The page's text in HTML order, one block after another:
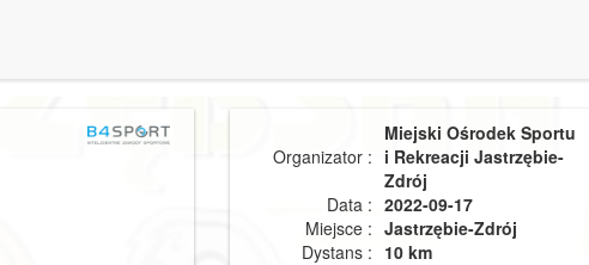
Organizator :
Miejski Ośrodek Sportu
i Rekreacji Jastrzębie-
Zdrój
Data : 2022-09-17
Miejsce : Jastrzębie-Zdrój
Dystans : 10 km